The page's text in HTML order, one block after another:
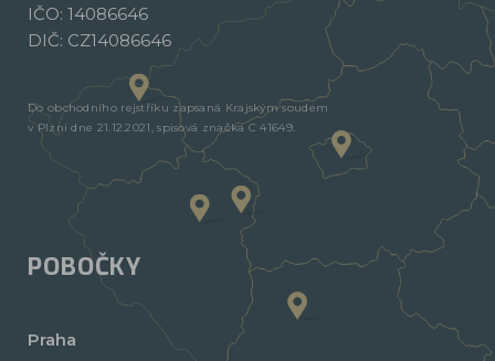
IČO: 14086646
DIČ: CZ14086646
Do obchodního rejstříku zapsaná Krajským soudem
v Plzni dne 21.12.2021, spisová značka C 41649.
POBOČKY
Praha